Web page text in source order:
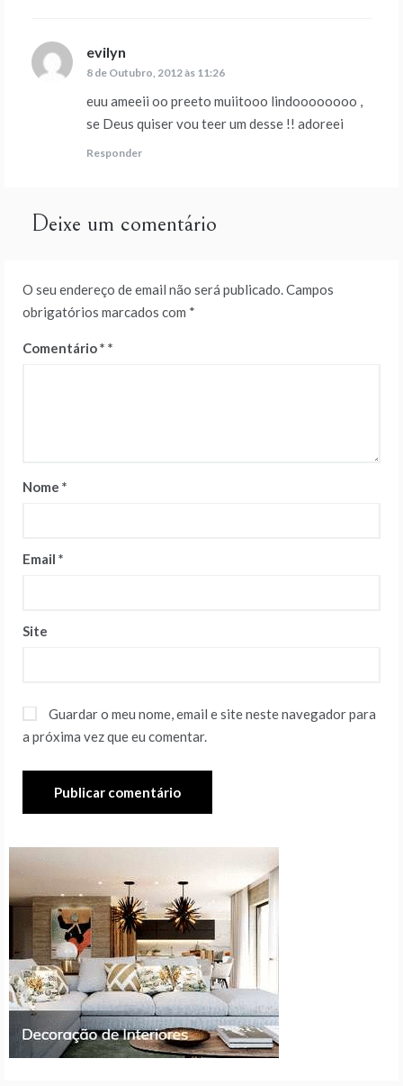
evilyn
8 de Outubro, 2012 às 11:26
euu ameeii oo preeto muiitooo lindoooooooo ,
se Deus quiser vou teer um desse !! adoreei
Responder
Deixe um comentário
O seu endereço de email não será publicado.Campos
obrigatórios marcados com *
Comentário*
Nome *
Email *
Site
Guardar o meu nome, email e site neste navegador para
a próxima vez que eu comentar.